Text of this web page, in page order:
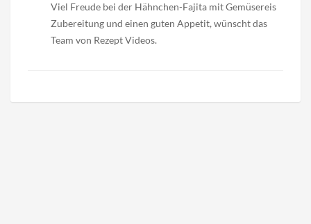
Viel Freude bei der Hähnchen-Fajita mit Gemüsereis
Zubereitung und einen guten Appetit, wünscht das
Team von Rezept Videos.